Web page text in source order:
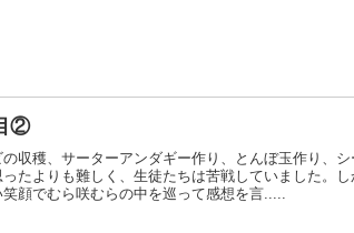
②
収穫、サーターアンダギー作り、とんぼ玉作り、
たよりも難しく、生徒たちは苦戦していました。
顔でむら咲むらの中を巡って感想を言.....